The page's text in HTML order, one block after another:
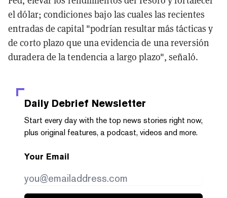
el dólar; condiciones bajo las cuales las recientes
entradas de capital "podrían resultar más tácticas y
de corto plazo que una evidencia de una reversión
duradera de la tendencia a largo plazo", señaló.
Daily Debrief Newsletter
Start every day with the top news stories right now,
plus original features, a podcast, videos and more.
Your Email